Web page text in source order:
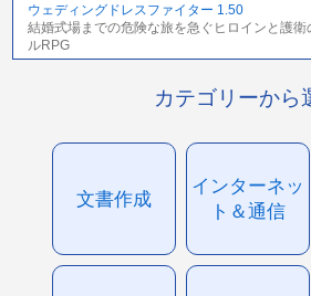
ウェディングドレスファイター 1.50
結婚式場までの危険な旅を急ぐヒロインと護衛
ルRPG
カテゴリーから
文書作成
インターネッ
ト＆通信